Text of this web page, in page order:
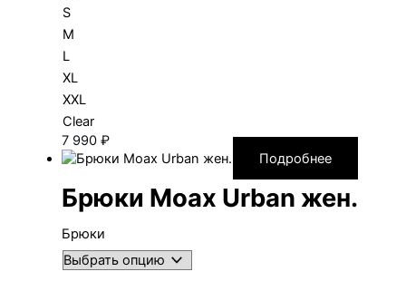
S
M
L
XL
XXL
Clear
7 990 ₽
Подробнее
Брюки Moax Urban жен.
Брюки